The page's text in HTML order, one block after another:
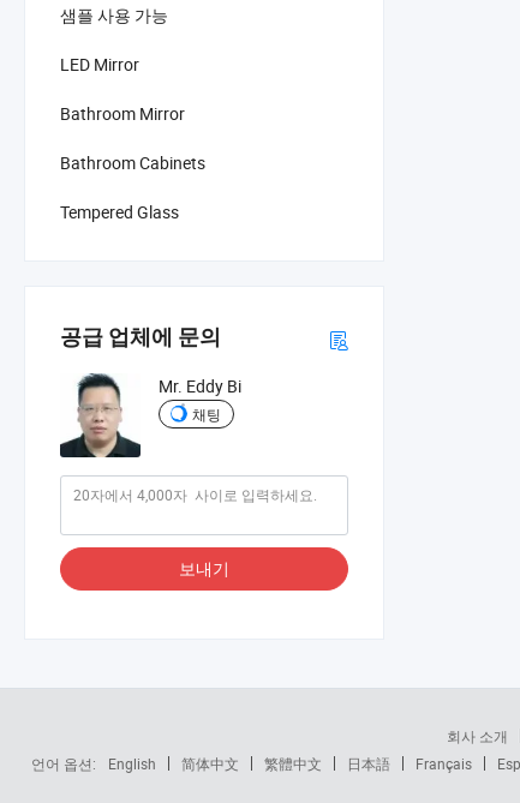
샘플 사용 가능
LED Mirror
Bathroom Mirror
Bathroom Cabinets
Tempered Glass
공급 업체에 문의
Mr. Eddy Bi
채팅
보내기
회사 소개
언어 옵션:
English 简体中文 繁體中文 日本語 Français